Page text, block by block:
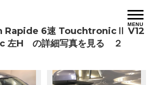
MENU
Rapide 6速 TouchtronicⅡ V12
左H の詳細写真を見る ２